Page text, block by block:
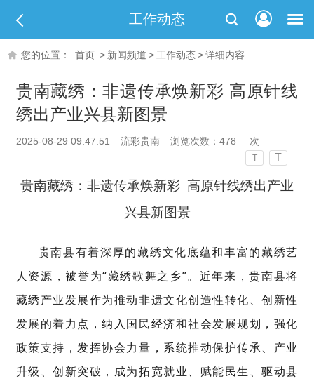
工作动态
您的位置： 首页 > 新闻频道 > 工作动态>详细内容
贵南藏绣：非遗传承焕新彩 高原针线
绣出产业兴县新图景
2025-08-29 09:47:51 流彩贵南 浏览次数： 478 次
T T
贵南藏绣：非遗传承焕新彩 高原针线绣出产业
兴县新图景
贵南县有着深厚的藏绣文化底蕴和丰富的藏绣艺
人资源，被誉为“藏绣歌舞之乡”。近年来，贵南县将
藏绣产业发展作为推动非遗文化创造性转化、创新性
发展的着力点，纳入国民经济和社会发展规划，强化
政策支持，发挥协会力量，系统推动保护传承、产业
升级、创新突破，成为拓宽就业、赋能民生、驱动县